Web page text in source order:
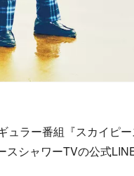
ラー番組『スカイピ
シャワーTVの公式